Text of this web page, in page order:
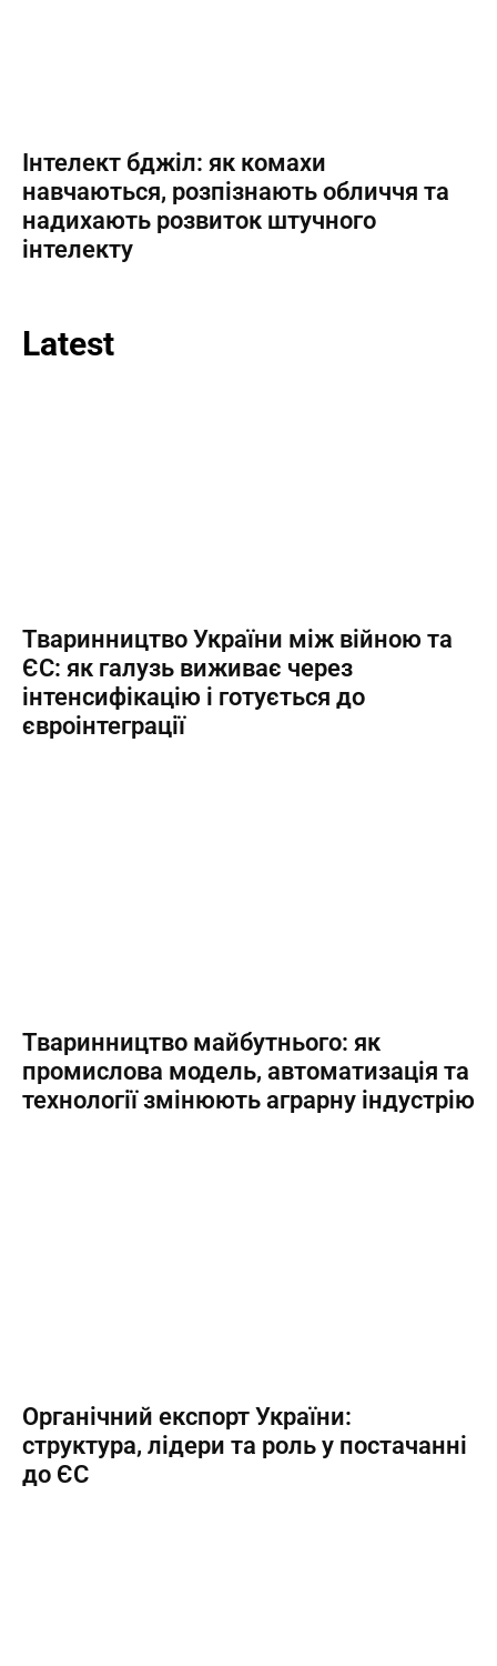
Інтелект бджіл: як комахи
навчаються, розпізнають обличчя та
надихають розвиток штучного
інтелекту
Latest
Тваринництво України між війною та
ЄС: як галузь виживає через
інтенсифікацію і готується до
євроінтеграції
Тваринництво майбутнього: як
промислова модель, автоматизація та
технології змінюють аграрну індустрію
Органічний експорт України:
структура, лідери та роль у постачанні
до ЄС